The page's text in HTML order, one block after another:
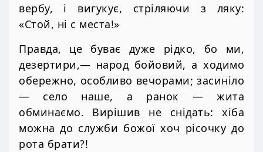
вербу, і вигукує, стріляючи з ляку:
«Стой, ні с места!»
Правда, це буває дуже рідко, бо ми,
дезертири,— народ бойовий, а ходимо
обережно, особливо вечорами; засиніло
— село наше, а ранок — жита
обминаємо. Вирішив не снідать: хіба
можна до служби божої хоч рісочку до
рота брати?!